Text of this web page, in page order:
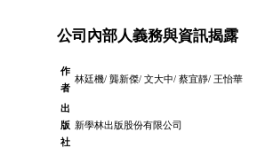
公司內部人義務與資訊揭露
作
者
林廷機/ 龔新傑/ 文大中/ 蔡宜靜/ 王怡華
出
版
社
新學林出版股份有限公司